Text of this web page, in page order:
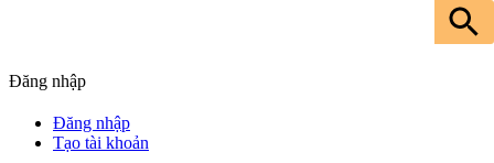
Đăng nhập
Đăng nhập
Tạo tài khoản